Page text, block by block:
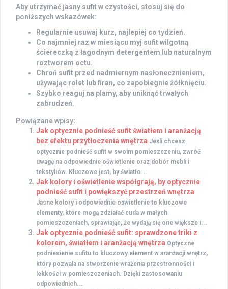
Aby utrzymać jasny sufit w czystości, stosuj się do
poniższych wskazówek:
Regularnie usuwaj kurz, najlepiej co tydzień.
Co najmniej raz w miesiącu myj sufit wilgotną
ściereczką z łagodnym detergentem lub naturalnym
roztworem octu.
Chroń sufit przed nadmiernym nasłonecznieniem,
używając rolet lub firan, co zapobiegnie żółknięciu.
Szybko reaguj na plamy, aby uniknąć trwałych
zabrudzeń.
Powiązane wpisy:
Jak optycznie podnieść sufit światłem i aranżacją
bez efektu przytłoczenia wnętrza Jeśli chcesz
optycznie podnieść sufit w swoim pomieszczeniu, zwróć
uwagę na odpowiednie oświetlenie oraz dobór mebli i
tekstyliów. Kluczowe jest, by światło...
Jak kolory i oświetlenie współgrają, by optycznie
podnieść sufit i powiększyć przestrzeń wnętrza
Jasne kolory i odpowiednie oświetlenie to kluczowe
elementy, które mogą zdziałać cuda w małych
pomieszczeniach, sprawiając, że wydają się one większe i...
Jak optycznie podnieść sufit: sprawdzone triki z
kolorem, światłem i aranżacją wnętrza Optyczne
podniesienie sufitu to kluczowy element w aranżacji wnętrz,
który pozwala na stworzenie wrażenia przestronności i
lekkości w pomieszczeniach. Dzięki zastosowaniu
odpowiednich...